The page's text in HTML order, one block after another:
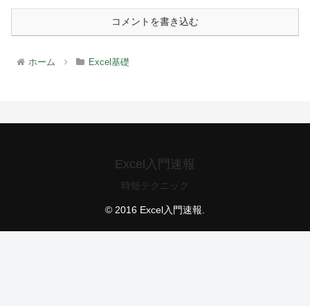
コメントを書き込む
ホーム Excel基礎
Excel入門速報
時短テクニック
© 2016 Excel入門速報.